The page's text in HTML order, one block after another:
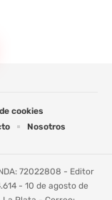
cookies
Nosotros
72022808 - Editor
- 10 de agosto de